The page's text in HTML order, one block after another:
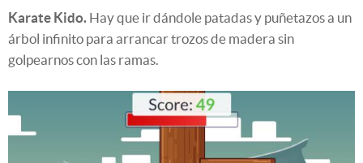
Karate Kido. Hay que ir dándole patadas y puñetazos a un
árbol infinito para arrancar trozos de madera sin
golpearnos con las ramas.